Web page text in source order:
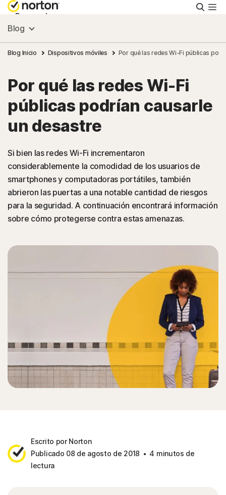
Personal
Pequeñas empresas
Recursos
Soporte
Hispanoamérica
Iniciar sesión
Blog
Blog Inicio Dispositivos móviles Por qué las redes Wi-Fi públicas
Por qué las redes Wi-Fi
públicas podrían causarle
un desastre
Si bien las redes Wi-Fi incrementaron
considerablemente la comodidad de los usuarios de
smartphones y computadoras portátiles, también
abrieron las puertas a una notable cantidad de riesgos
para la seguridad. A continuación encontrará información
sobre cómo protegerse contra estas amenazas.
Escrito por Norton
Publicado 08 de agosto de 2018
4 minutos de
lectura